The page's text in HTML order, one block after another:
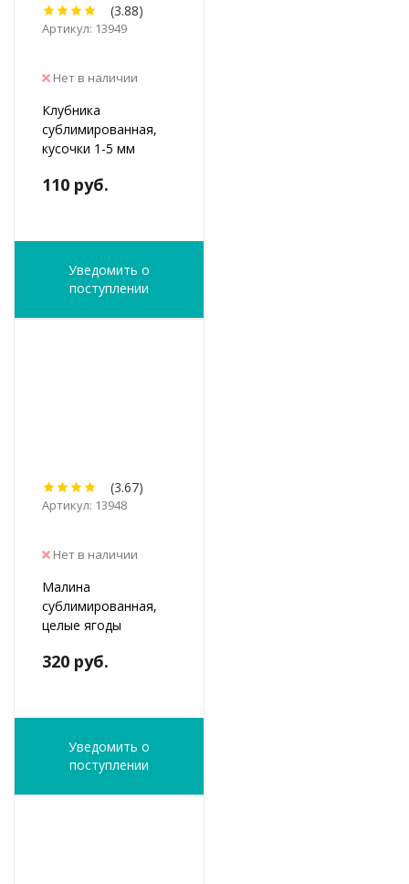
(3.88)
Артикул: 13949
Нет в наличии
Клубника
сублимированная,
кусочки 1-5 мм
110 руб.
Уведомить о
поступлении
(3.67)
Артикул: 13948
Нет в наличии
Малина
сублимированная,
целые ягоды
320 руб.
Уведомить о
поступлении